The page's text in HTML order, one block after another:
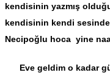
kendisinin yazmış olduğu
kendisinin kendi
Necipoğlu hoca yine
Eve geldim o kadar